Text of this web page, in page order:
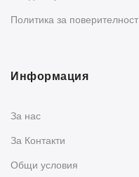
Политика за поверителност
Информация
За нас
За Контакти
Общи условия